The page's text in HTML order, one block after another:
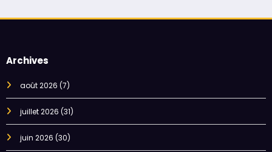
Archives
août 2026 (7)
juillet 2026 (31)
juin 2026 (30)